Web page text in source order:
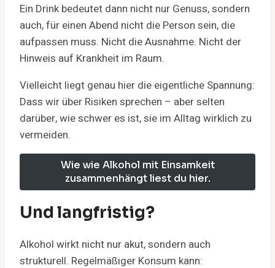
Ein Drink bedeutet dann nicht nur Genuss, sondern
auch, für einen Abend nicht die Person sein, die
aufpassen muss. Nicht die Ausnahme. Nicht der
Hinweis auf Krankheit im Raum.
Vielleicht liegt genau hier die eigentliche Spannung:
Dass wir über Risiken sprechen – aber selten
darüber, wie schwer es ist, sie im Alltag wirklich zu
vermeiden.
Wie wie Alkohol mit Einsamkeit
zusammenhängt liest du hier.
Und langfristig?
Alkohol wirkt nicht nur akut, sondern auch
strukturell. Regelmäßiger Konsum kann: